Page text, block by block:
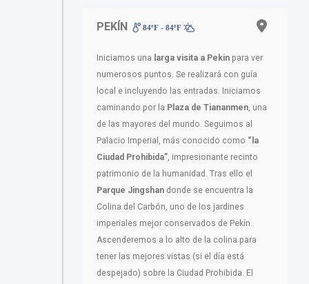
PEKÍN 84ºF - 84ºF
Iniciamos una larga visita a Pekin para ver
numerosos puntos. Se realizará con guía
local e incluyendo las entradas. Iniciamos
caminando por la Plaza de Tiananmen, una
de las mayores del mundo. Seguimos al
Palacio Imperial, más conocido como “la
Ciudad Prohibida”, impresionante recinto
patrimonio de la humanidad. Tras ello el
Parque Jingshan donde se encuentra la
Colina del Carbón, uno de los jardines
imperiales mejor conservados de Pekín.
Ascenderemos a lo alto de la colina para
tener las mejores vistas (si el día está
despejado) sobre la Ciudad Prohibida. El